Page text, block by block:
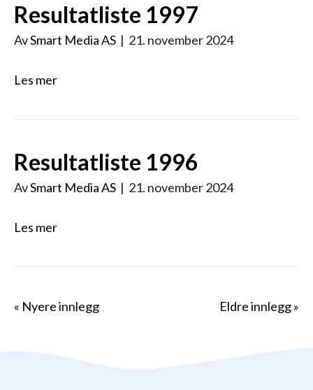
Resultatliste 1997
AvSmart Media AS | 21. november 2024
Les mer
Resultatliste 1996
AvSmart Media AS | 21. november 2024
Les mer
« Nyere innlegg Eldre innlegg »